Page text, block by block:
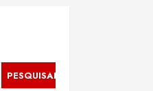
PESQUISAR